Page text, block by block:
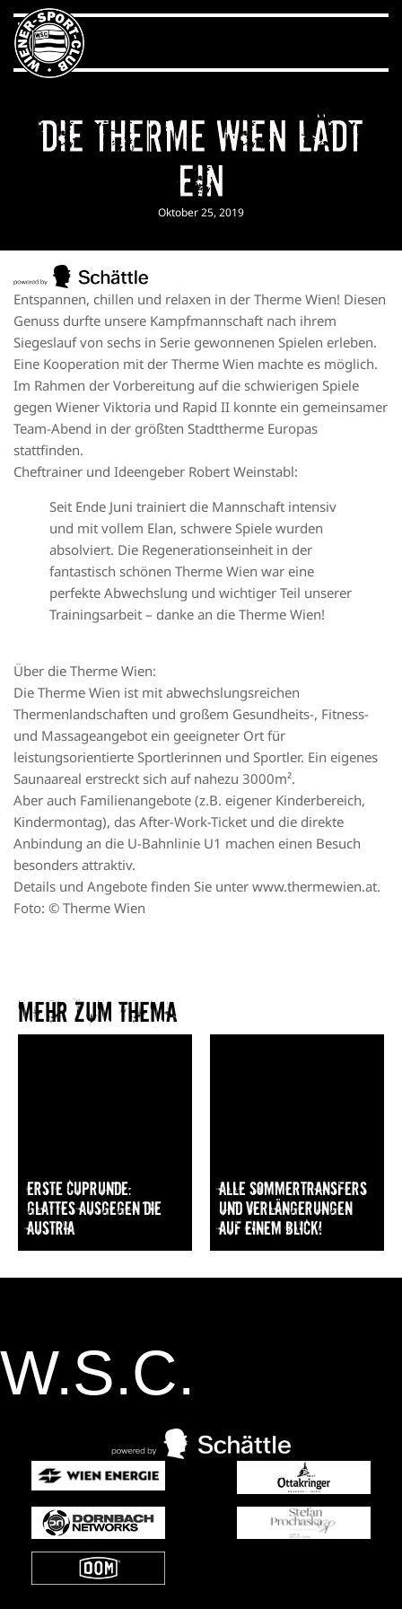
Die Therme Wien lädt
ein
Oktober 25, 2019
Entspannen, chillen und relaxen in der Therme Wien! Diesen
Genuss durfte unsere Kampfmannschaft nach ihrem
Siegeslauf von sechs in Serie gewonnenen Spielen erleben.
Eine Kooperation mit der Therme Wien machte es möglich.
Im Rahmen der Vorbereitung auf die schwierigen Spiele
gegen Wiener Viktoria und Rapid II konnte ein gemeinsamer
Team-Abend in der größten Stadttherme Europas
stattfinden.
Cheftrainer und Ideengeber Robert Weinstabl:
Seit Ende Juni trainiert die Mannschaft intensiv
und mit vollem Elan, schwere Spiele wurden
absolviert. Die Regenerationseinheit in der
fantastisch schönen Therme Wien war eine
perfekte Abwechslung und wichtiger Teil unserer
Trainingsarbeit – danke an die Therme Wien!
Über die Therme Wien:
Die Therme Wien ist mit abwechslungsreichen
Thermenlandschaften und großem Gesundheits-, Fitness-
und Massageangebot ein geeigneter Ort für
leistungsorientierte Sportlerinnen und Sportler. Ein eigenes
Saunaareal erstreckt sich auf nahezu 3000m².
Aber auch Familienangebote (z.B. eigener Kinderbereich,
Kindermontag), das After-Work-Ticket und die direkte
Anbindung an die U-Bahnlinie U1 machen einen Besuch
besonders attraktiv.
Details und Angebote finden Sie unter www.thermewien.at.
Foto: © Therme Wien
Mehr zum Thema​
Erste Cuprunde:
Glattes Ausgegen die
Austria
Alle Sommertransfers
und Verlängerungen
auf einem Blick!
W.S.C.